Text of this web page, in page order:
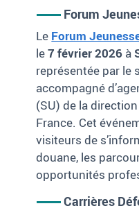
Forum
Le Forum
le7 février 2026 à
représentée par le
accompagné
(SU) de la
France. Cet
visiteurs de
douane, les
opportunités
Carrières